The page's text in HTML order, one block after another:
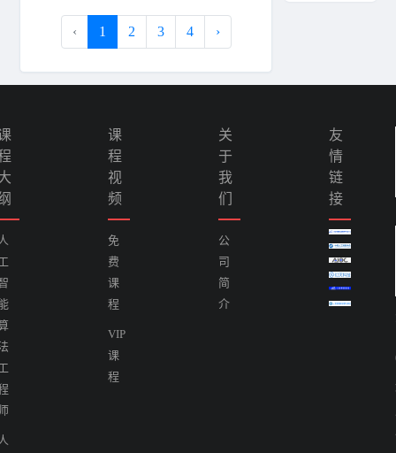
‹ 1 2 3 4 ›
课
程
视
频
免
费
课
程
VIP
课
程
关
于
我
们
公
司
简
介
友
情
链
接